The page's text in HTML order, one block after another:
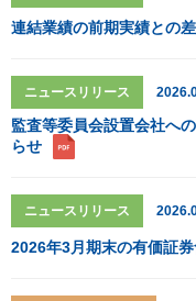
連結業績の前期実績との
ニュースリリース
監査等委員会設置会社へ
らせ
ニュースリリース
2026年3月期末の有価証